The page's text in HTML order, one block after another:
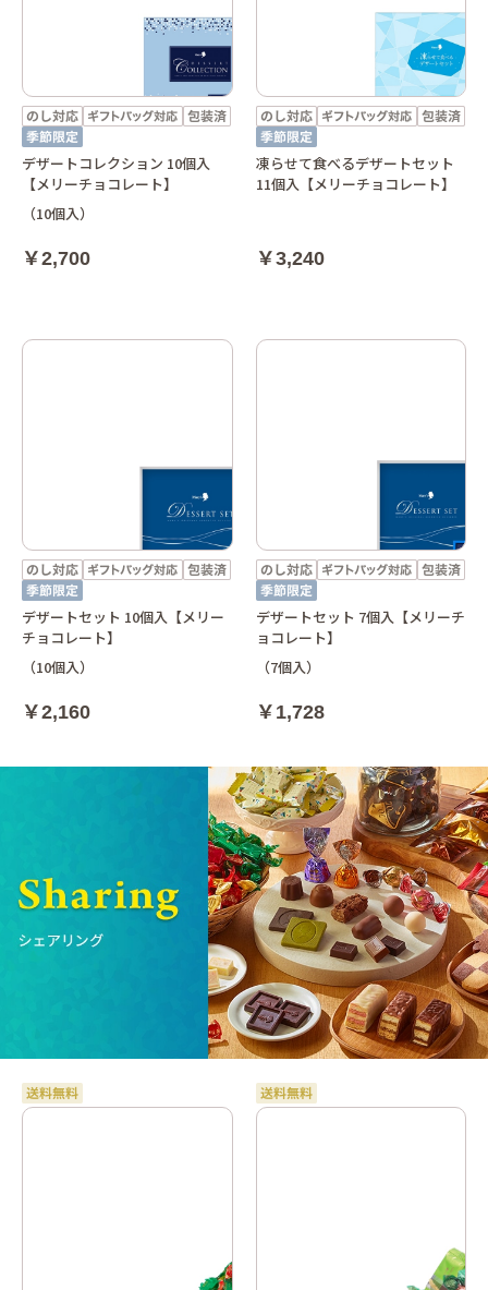
デザートコレクション 10個入
【メリーチョコレート】
（10個入）
￥2,700
凍らせて食べるデザートセット
11個入【メリーチョコレート】
￥3,240
デザートセット 10個入【メリー
チョコレート】
（10個入）
￥2,160
デザートセット 7個入【メリーチ
ョコレート】
（7個入）
￥1,728